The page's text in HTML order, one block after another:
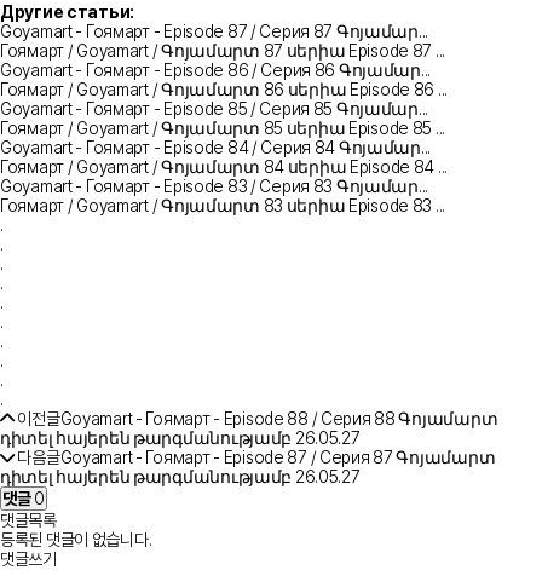
Другие статьи:
Goyamart - Гоямарт - Episode 87 / Серия 87 Գոյամար...
Гоямарт / Goyamart / Գոյամարտ 87 սերիա Episode 87 ...
Goyamart - Гоямарт - Episode 86 / Серия 86 Գոյամար...
Гоямарт / Goyamart / Գոյամարտ 86 սերիա Episode 86 ...
Goyamart - Гоямарт - Episode 85 / Серия 85 Գոյամար...
Гоямарт / Goyamart / Գոյամարտ 85 սերիա Episode 85 ...
Goyamart - Гоямарт - Episode 84 / Серия 84 Գոյամար...
Гоямарт / Goyamart / Գոյամարտ 84 սերիա Episode 84 ...
Goyamart - Гоямарт - Episode 83 / Серия 83 Գոյամար...
Гоямарт / Goyamart / Գոյամարտ 83 սերիա Episode 83 ...
.
.
.
.
.
.
.
.
.
.
이전글Goyamart - Гоямарт - Episode 88 / Серия 88 Գոյամարտ
դիտել հայերեն թարգմանությամբ 26.05.27
다음글Goyamart - Гоямарт - Episode 87 / Серия 87 Գոյամարտ
դիտել հայերեն թարգմանությամբ 26.05.27
댓글0
댓글목록
등록된 댓글이 없습니다.
댓글쓰기